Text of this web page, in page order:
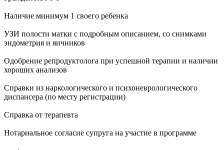
Наличие минимум 1 своего ребенка
УЗИ полости матки с подробным описанием, со снимками
эндометрия и яичников
Одобрение репродуктолога при успешной терапии и наличии
хороших анализов
Справки из наркологического и психоневрологического
диспансера (по месту регистрации)
Справка от терапевта
Нотариальное согласие супруга на участие в программе